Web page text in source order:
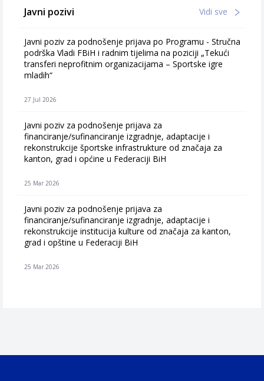
Javni pozivi Vidi sve
Javni poziv za podnošenje prijava po Programu - Stručna
podrška Vladi FBiH i radnim tijelima na poziciji „Tekući
transferi neprofitnim organizacijama – Sportske igre
mladih“
27 Jul 2026
Javni poziv za podnošenje prijava za
financiranje/sufinanciranje izgradnje, adaptacije i
rekonstrukcije športske infrastrukture od značaja za
kanton, grad i općine u Federaciji BiH
25 Mar 2026
Javni poziv za podnošenje prijava za
financiranje/sufinanciranje izgradnje, adaptacije i
rekonstrukcije institucija kulture od značaja za kanton,
grad i opštine u Federaciji BiH
25 Mar 2026